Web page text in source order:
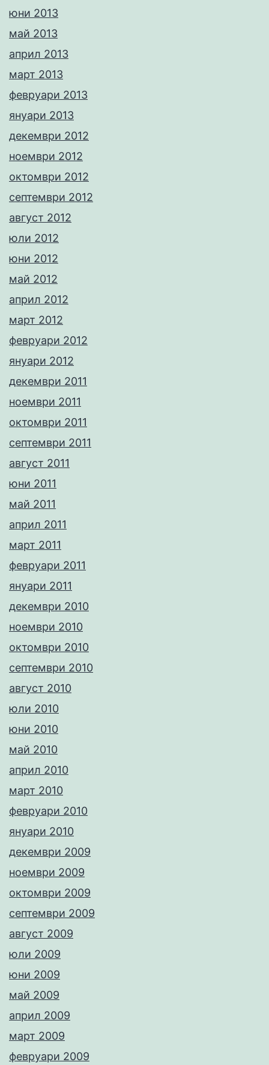
юни 2013
май 2013
април 2013
март 2013
февруари 2013
януари 2013
декември 2012
ноември 2012
октомври 2012
септември 2012
август 2012
юли 2012
юни 2012
май 2012
април 2012
март 2012
февруари 2012
януари 2012
декември 2011
ноември 2011
октомври 2011
септември 2011
август 2011
юни 2011
май 2011
април 2011
март 2011
февруари 2011
януари 2011
декември 2010
ноември 2010
октомври 2010
септември 2010
август 2010
юли 2010
юни 2010
май 2010
април 2010
март 2010
февруари 2010
януари 2010
декември 2009
ноември 2009
октомври 2009
септември 2009
август 2009
юли 2009
юни 2009
май 2009
април 2009
март 2009
февруари 2009